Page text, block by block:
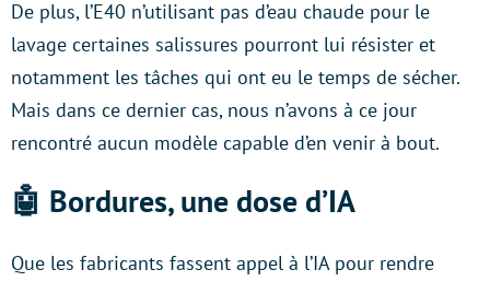
De plus, l’E40 n’utilisant pas d’eau chaude pour le
lavage certaines salissures pourront lui résister et
notamment les tâches qui ont eu le temps de sécher.
Mais dans ce dernier cas, nous n’avons à ce jour
rencontré aucun modèle capable d’en venir à bout.
🤖 Bordures, une dose d’IA
Que les fabricants fassent appel à l’IA pour rendre